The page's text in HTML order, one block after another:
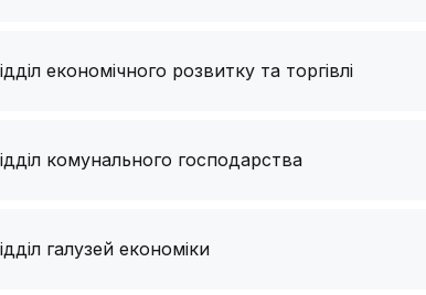
економічного розвитку та торгівлі
комунального господарства
галузей економіки